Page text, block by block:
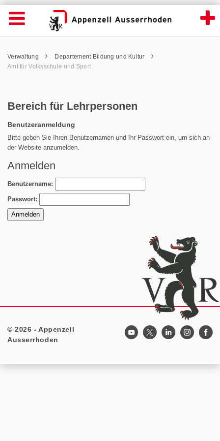
Bereich für Lehrpersonen - Appenzell
Wichtige
Seiten
Home
Inhalt
Kontakt
Navigation öffnen
Inhalt
Pfadnavigation
Verwaltung
Departement Bildung und Kultur
Amt für Volksschule und Sport
Bereich für Lehrpersonen
Benutzeranmeldung
Bitte geben Sie Ihren Benutzernamen und Ihr Passwort ein, um sich an
der Website anzumelden.
Anmelden
Benutzername:
Passwort:
Footer
© 2026 - Appenzell
Ausserrhoden